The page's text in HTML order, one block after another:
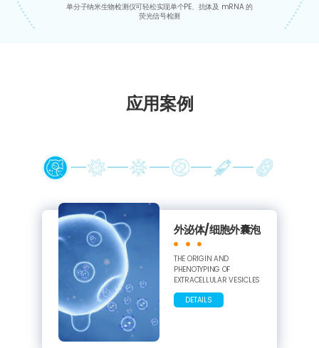
单分子纳米生物检测仪可轻松实现单个PE、抗体及 mRNA 的
荧光信号检测
应用案例
外泌体/细胞外囊泡
THE ORIGIN AND
PHENOTYPING OF
EXTRACELLULAR VESICLES
DETAILS